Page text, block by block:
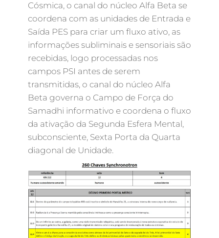
Cósmica, o canal do núcleo Alfa Beta se
coordena com as unidades de Entrada e
Saída PES para criar um fluxo ativo, as
informações subliminais e sensoriais são
recebidas, logo processadas nos
campos PSI antes de serem
transmitidas, o canal do núcleo Alfa
Beta governa o Campo de Força do
Samadhi informativo e coordena o fluxo
da ativação da Segunda Esfera Mental,
subconsciente, Sexta Porta da Quarta
diagonal de Unidade.